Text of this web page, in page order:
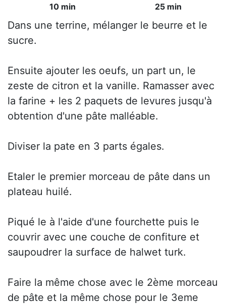
10 min 25 min
Dans une terrine, mélanger le beurre et le
sucre.
Ensuite ajouter les oeufs, un part un, le
zeste de citron et la vanille. Ramasser avec
la farine + les 2 paquets de levures jusqu'à
obtention d'une pâte malléable.
Diviser la pate en 3 parts égales.
Etaler le premier morceau de pâte dans un
plateau huilé.
Piqué le à l'aide d'une fourchette puis le
couvrir avec une couche de confiture et
saupoudrer la surface de halwet turk.
Faire la même chose avec le 2ème morceau
de pâte et la même chose pour le 3eme